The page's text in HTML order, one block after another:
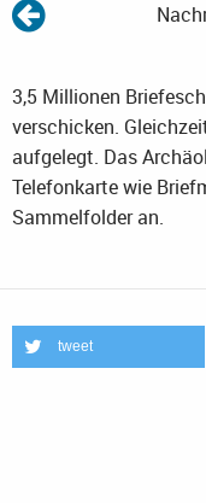
3,5 Millionen
verschicken.
aufgelegt. Das
Telefonkarte wie
Sammelfolder an.
tweet